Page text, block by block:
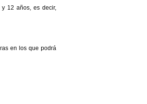
12 años, es decir,
en los que podrá